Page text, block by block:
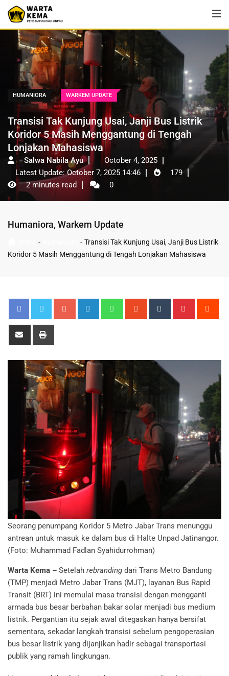
HUMANIORA WARKEM UPDATE
Transisi Tak Kunjung Usai, Janji Bus Listrik
Koridor 5 Masih Menggantung di Tengah
Lonjakan Mahasiswa
Salwa Nabila Ayu
October 4, 2025
Latest Update: October 7, 2025 14:46
179
2 minutes read
0
Humaniora, Warkem Update
- - Transisi Tak Kunjung Usai, Janji Bus Listrik
Koridor 5 Masih Menggantung di Tengah Lonjakan Mahasiswa
Seorang penumpang Koridor 5 Metro Jabar Trans menunggu
antrean untuk masuk ke dalam bus di Halte Unpad Jatinangor.
(Foto: Muhammad Fadlan Syahidurrohman)
Warta Kema – Setelah rebranding dari Trans Metro Bandung
(TMP) menjadi Metro Jabar Trans (MJT), layanan Bus Rapid
Transit (BRT) ini memulai masa transisi dengan mengganti
armada bus besar berbahan bakar solar menjadi bus medium
listrik. Pergantian itu sejak awal ditegaskan hanya bersifat
sementara, sekadar langkah transisi sebelum pengoperasian
bus besar listrik yang dijanjikan hadir sebagai transportasi
publik yang ramah lingkungan.